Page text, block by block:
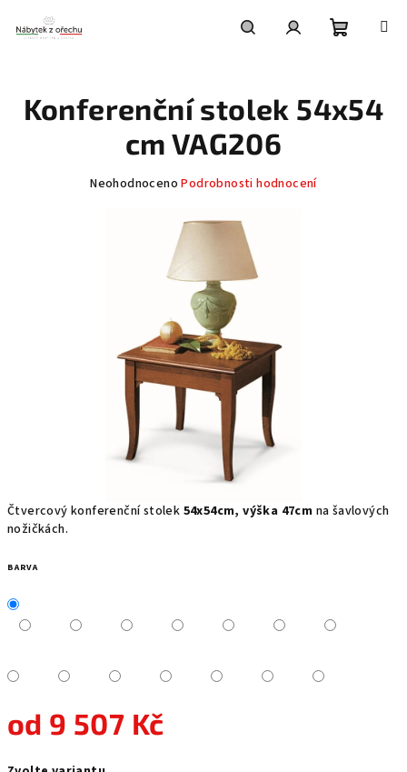
obsah
košík
Čtvercový konferenční stolek 54x54cm, výška 47cm na šavlových
nožičkách.
BARVA
od 9 507 Kč
Konferenční stolek 54x54
cm VAG206
Průměrné
Neohodnoceno Podrobnosti hodnocení